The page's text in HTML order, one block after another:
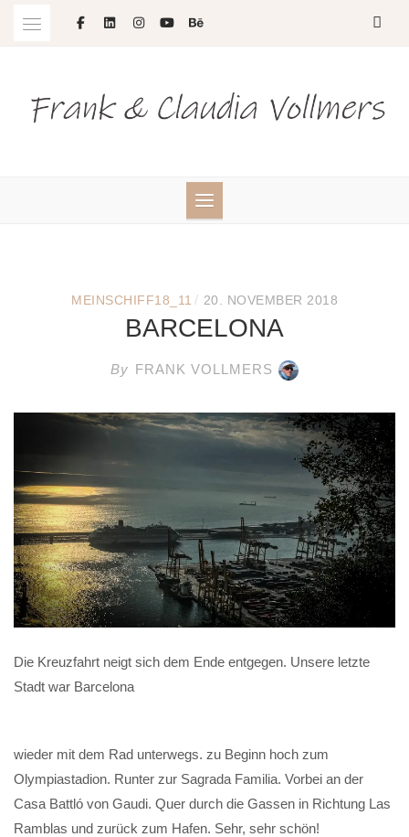
MEINSCHIFF18_11 / 20. NOVEMBER 2018
BARCELONA
By FRANK VOLLMERS
Die Kreuzfahrt neigt sich dem Ende entgegen. Unsere letzte
Stadt war Barcelona
wieder mit dem Rad unterwegs. zu Beginn hoch zum
Olympiastadion. Runter zur Sagrada Familia. Vorbei an der
Casa Battló von Gaudi. Quer durch die Gassen in Richtung Las
Ramblas und zurück zum Hafen. Sehr, sehr schön!